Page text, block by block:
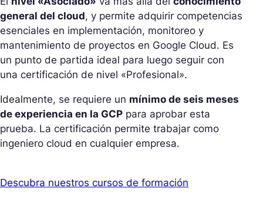
general del cloud, y permite adquirir competencias
esenciales en implementación, monitoreo y
mantenimiento de proyectos en Google Cloud. Es
un punto de partida ideal para luego seguir con
una certificación de nivel «Profesional».
Idealmente, se requiere un mínimo de seis meses
de experiencia en la GCP para aprobar esta
prueba. La certificación permite trabajar como
ingeniero cloud en cualquier empresa.
Descubra nuestros cursos de formación